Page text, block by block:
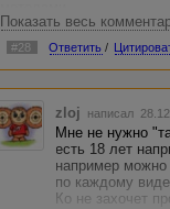
Показать весь
#28 Ответить /
zloj написал
Мне не нужно
есть 18 лет
например можно
по каждому
Ко не захочет